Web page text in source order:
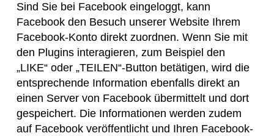
Sind Sie bei Facebook eingeloggt, kann
Facebook den Besuch unserer Website Ihrem
Facebook-Konto direkt zuordnen. Wenn Sie mit
den Plugins interagieren, zum Beispiel den
„LIKE“ oder „TEILEN“-Button betätigen, wird die
entsprechende Information ebenfalls direkt an
einen Server von Facebook übermittelt und dort
gespeichert. Die Informationen werden zudem
auf Facebook veröffentlicht und Ihren Facebook-